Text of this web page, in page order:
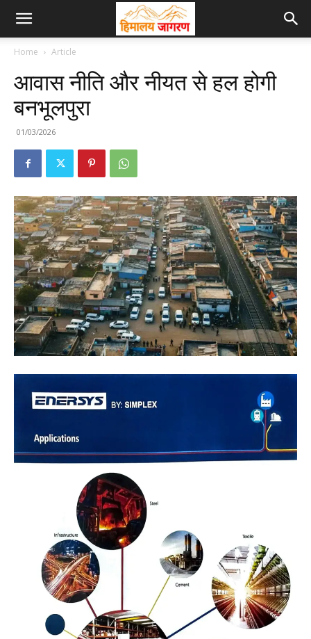
Home Article
आवास नीति और नीयत से हल होगी
बनभूलपुरा
01/03/2026